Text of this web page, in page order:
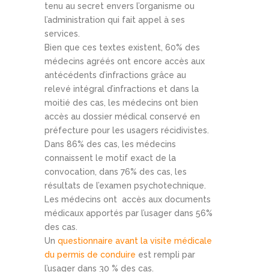
tenu au secret envers l’organisme ou
l’administration qui fait appel à ses
services.
Bien que ces textes existent, 60% des
médecins agréés ont encore accès aux
antécédents d’infractions grâce au
relevé intégral d’infractions et dans la
moitié des cas, les médecins ont bien
accès au dossier médical conservé en
préfecture pour les usagers récidivistes.
Dans 86% des cas, les médecins
connaissent le motif exact de la
convocation, dans 76% des cas, les
résultats de l’examen psychotechnique.
Les médecins ont accès aux documents
médicaux apportés par l’usager dans 56%
des cas.
Un questionnaire avant la visite médicale
du permis de conduire est rempli par
l’usager dans 30 % des cas.